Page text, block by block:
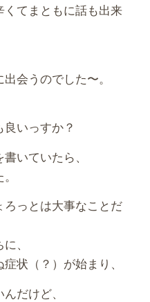
てまともに話も出来
会うのでした〜。
いっすか？
いていたら、
っとは大事なことだ
、
状（？）が始まり、
だけど、